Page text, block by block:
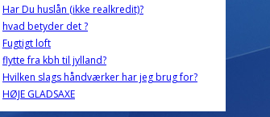
Har Du huslån (ikke realkredit)?
hvad betyder det ?
Fugtigt loft
flytte fra kbh til jylland?
Hvilken slags håndværker har jeg brug for?
HØJE GLADSAXE